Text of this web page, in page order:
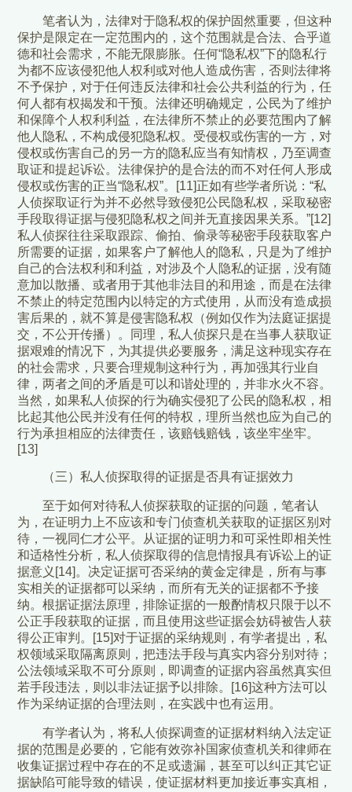
笔者认为，法律对于隐私权的保护固然重要，但这种
保护是限定在一定范围内的，这个范围就是合法、合乎道
德和社会需求，不能无限膨胀。任何“隐私权”下的隐私行
为都不应该侵犯他人权利或对他人造成伤害，否则法律将
不予保护，对于任何违反法律和社会公共利益的行为，任
何人都有权揭发和干预。法律还明确规定，公民为了维护
和保障个人权利利益，在法律所不禁止的必要范围内了解
他人隐私，不构成侵犯隐私权。受侵权或伤害的一方，对
侵权或伤害自己的另一方的隐私应当有知情权，乃至调查
取证和提起诉讼。法律保护的是合法的而不对任何人形成
侵权或伤害的正当“隐私权”。[11]正如有些学者所说：“私
人侦探取证行为并不必然导致侵犯公民隐私权，采取秘密
手段取得证据与侵犯隐私权之间并无直接因果关系。”[12]
私人侦探往往采取跟踪、偷拍、偷录等秘密手段获取客户
所需要的证据，如果客户了解他人的隐私，只是为了维护
自己的合法权利和利益，对涉及个人隐私的证据，没有随
意加以散播、或者用于其他非法目的和用途，而是在法律
不禁止的特定范围内以特定的方式使用，从而没有造成损
害后果的，就不算是侵害隐私权（例如仅作为法庭证据提
交，不公开传播）。同理，私人侦探只是在当事人获取证
据艰难的情况下，为其提供必要服务，满足这种现实存在
的社会需求，只要合理规制这种行为，再加强其行业自
律，两者之间的矛盾是可以和谐处理的，并非水火不容。
当然，如果私人侦探的行为确实侵犯了公民的隐私权，相
比起其他公民并没有任何的特权，理所当然也应为自己的
行为承担相应的法律责任，该赔钱赔钱，该坐牢坐牢。
[13]
（三）私人侦探取得的证据是否具有证据效力
至于如何对待私人侦探获取的证据的问题，笔者认
为，在证明力上不应该和专门侦查机关获取的证据区别对
待，一视同仁才公平。从证据的证明力和可采性即相关性
和适格性分析，私人侦探取得的信息情报具有诉讼上的证
据意义[14]。决定证据可否采纳的黄金定律是，所有与事
实相关的证据都可以采纳，而所有无关的证据都不予接
纳。根据证据法原理，排除证据的一般酌情权只限于以不
公正手段获取的证据，而且使用这些证据会妨碍被告人获
得公正审判。[15]对于证据的采纳规则，有学者提出，私
权领域采取隔离原则，把违法手段与真实内容分别对待；
公法领域采取不可分原则，即调查的证据内容虽然真实但
若手段违法，则以非法证据予以排除。[16]这种方法可以
作为采纳证据的合理法则，在实践中也有运用。
有学者认为，将私人侦探调查的证据材料纳入法定证
据的范围是必要的，它能有效弥补国家侦查机关和律师在
收集证据过程中存在的不足或遗漏，甚至可以纠正其它证
据缺陷可能导致的错误，使证据材料更加接近事实真相，